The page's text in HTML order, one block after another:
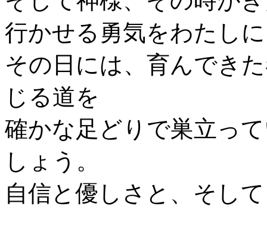
行かせる勇気をわたし
その日には、育んでき
じる道を
確かな足どりで巣立っ
しょう。
自信と優しさと、そし